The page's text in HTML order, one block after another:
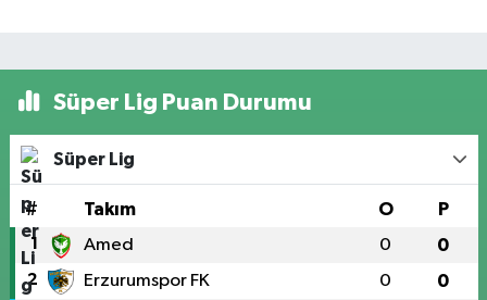
Süper Lig Puan Durumu
Süper Lig
# Takım O P
1 Amed 0 0
2 Erzurumspor FK 0 0